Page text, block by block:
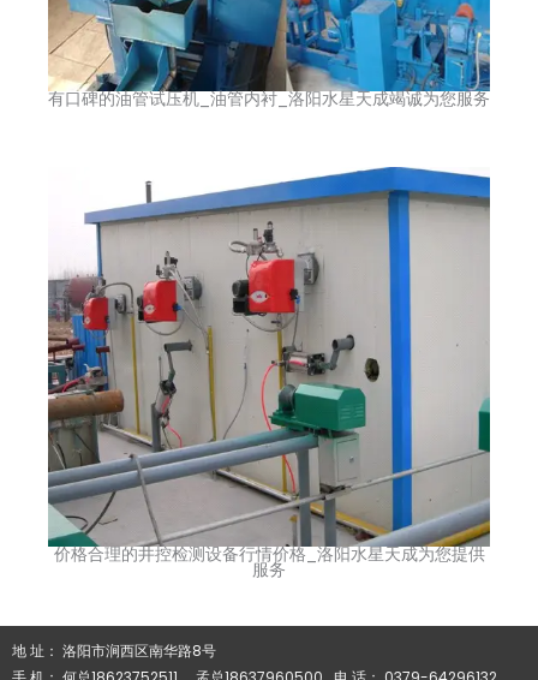
有口碑的油管试压机_油管内衬_洛阳水星天成竭诚为您服务
价格合理的井控检测设备行情价格_洛阳水星天成为您提供
服务
地 址： 洛阳市涧西区南华路8号